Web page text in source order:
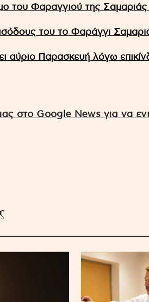
του Φαραγγιού της
του το Φαράγγι
αύριο Παρασκευή λόγω
στο Google News για να